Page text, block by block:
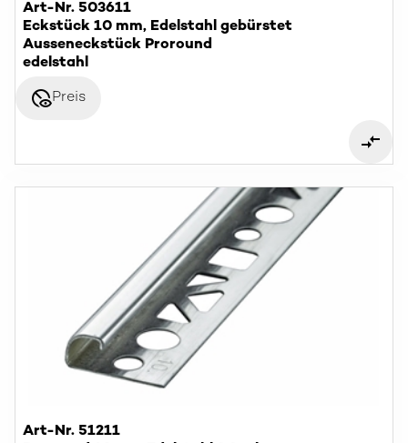
Art-Nr. 503611
Eckstück 10 mm, Edelstahl gebürstet
Ausseneckstück Proround
edelstahl
disabled_visiblePreis
Art-Nr. 51211